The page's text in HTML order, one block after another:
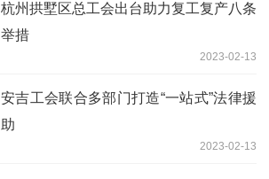
杭州拱墅区总工会出台助力复工复产八条
举措
2023-02-13
安吉工会联合多部门打造“一站式”法律援
助
2023-02-13